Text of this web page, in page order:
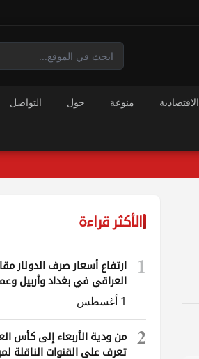
منوعة حول التواصل
الأكثر قراءة
1
ارتفاع أسعار صرف الدولار
العراقي في بغداد وأربيل
المحافظات
1 أغسطس
2
تعرف على القنوات الناقلة